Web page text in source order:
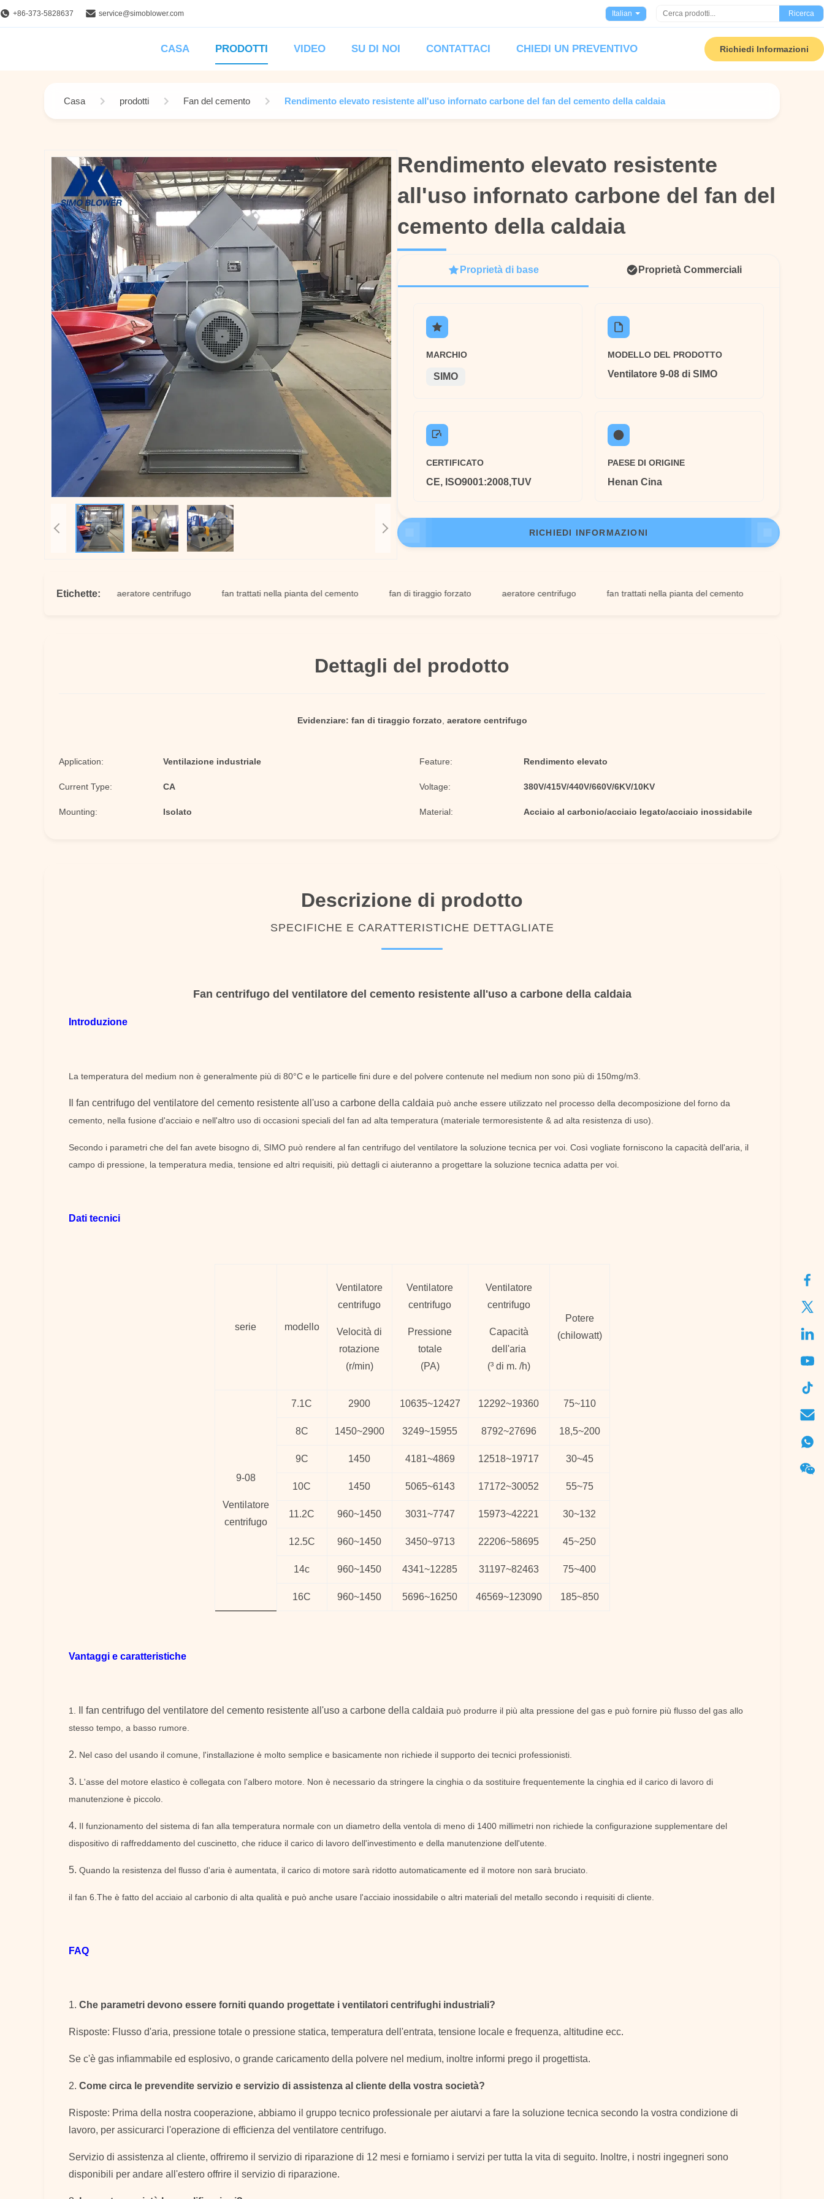
+86-373-5828637 service@simoblower.com Italian Ricerca
CASA PRODOTTI VIDEO SU DI NOI CONTATTACI CHIEDI UN PREVENTIVO Richiedi Informazioni
Casa prodotti Fan del cemento Rendimento elevato resistente all'uso infornato carbone del fan del cemento della caldaia
Rendimento elevato resistente
all'uso infornato carbone del fan del
cemento della caldaia
Rendimento elevato resistente
all'uso infornato carbone del fan del
cemento della caldaia
Proprietà di base Proprietà Commerciali
MARCHIO
SIMO
MODELLO DEL PRODOTTO
Ventilatore 9-08 di SIMO
CERTIFICATO
CE, ISO9001:2008,TUV
PAESE DI ORIGINE
Henan Cina
RICHIEDI INFORMAZIONI
Etichette:
tiraggio forzato aeratore centrifugo fan trattati nella pianta del cemento fan di tiraggio forzato aeratore centrifugo fan trattati nella pianta del cemento
Dettagli del prodotto
Evidenziare: fan di tiraggio forzato aeratore centrifugo
Application: Ventilazione industriale Feature: Rendimento elevato
Current Type: CA Voltage: 380V/415V/440V/660V/6KV/10KV
Mounting: Isolato Material: Acciaio al carbonio/acciaio legato/acciaio inossidabile
Descrizione di prodotto
SPECIFICHE E CARATTERISTICHE DETTAGLIATE
Fan centrifugo del ventilatore del cemento resistente all'uso a carbone della caldaia
Introduzione
La temperatura del medium non è generalmente più di 80°C e le particelle fini dure e del polvere contenute nel medium non sono più di 150mg/m3.
Il fan centrifugo del ventilatore del cemento resistente all'uso a carbone della caldaia può anche essere utilizzato nel processo della decomposizione del forno da
cemento, nella fusione d'acciaio e nell'altro uso di occasioni speciali del fan ad alta temperatura (materiale termoresistente & ad alta resistenza di uso).
Secondo i parametri che del fan avete bisogno di, SIMO può rendere al fan centrifugo del ventilatore la soluzione tecnica per voi. Così vogliate forniscono la capacità dell'aria, il
campo di pressione, la temperatura media, tensione ed altri requisiti, più dettagli ci aiuteranno a progettare la soluzione tecnica adatta per voi.
Dati tecnici
serie modello
Ventilatore
centrifugo
Velocità di
rotazione
(r/min)
Ventilatore
centrifugo
Pressione
totale
(PA)
Ventilatore
centrifugo
Capacità
dell'aria
(³ di m. /h)
Potere
(chilowatt)
9-08
Ventilatore
centrifugo
7.1C 2900 10635~12427 12292~19360 75~110
8C 1450~2900 3249~15955 8792~27696 18,5~200
9C 1450 4181~4869 12518~19717 30~45
10C 1450 5065~6143 17172~30052 55~75
11.2C 960~1450 3031~7747 15973~42221 30~132
12.5C 960~1450 3450~9713 22206~58695 45~250
14c 960~1450 4341~12285 31197~82463 75~400
16C 960~1450 5696~16250 46569~123090 185~850
Vantaggi e caratteristiche
1. Il fan centrifugo del ventilatore del cemento resistente all'uso a carbone della caldaia può produrre il più alta pressione del gas e può fornire più flusso del gas allo
stesso tempo, a basso rumore.
2. Nel caso del usando il comune, l'installazione è molto semplice e basicamente non richiede il supporto dei tecnici professionisti.
3. L'asse del motore elastico è collegata con l'albero motore. Non è necessario da stringere la cinghia o da sostituire frequentemente la cinghia ed il carico di lavoro di
manutenzione è piccolo.
4. Il funzionamento del sistema di fan alla temperatura normale con un diametro della ventola di meno di 1400 millimetri non richiede la configurazione supplementare del
dispositivo di raffreddamento del cuscinetto, che riduce il carico di lavoro dell'investimento e della manutenzione dell'utente.
5. Quando la resistenza del flusso d'aria è aumentata, il carico di motore sarà ridotto automaticamente ed il motore non sarà bruciato.
il fan 6.The è fatto del acciaio al carbonio di alta qualità e può anche usare l'acciaio inossidabile o altri materiali del metallo secondo i requisiti di cliente.
FAQ
1. Che parametri devono essere forniti quando progettate i ventilatori centrifughi industriali?
Risposte: Flusso d'aria, pressione totale o pressione statica, temperatura dell'entrata, tensione locale e frequenza, altitudine ecc.
Se c'è gas infiammabile ed esplosivo, o grande caricamento della polvere nel medium, inoltre informi prego il progettista.
2. Come circa le prevendite servizio e servizio di assistenza al cliente della vostra società?
Risposte: Prima della nostra cooperazione, abbiamo il gruppo tecnico professionale per aiutarvi a fare la soluzione tecnica secondo la vostra condizione di
lavoro, per assicurarci l'operazione di efficienza del ventilatore centrifugo.
Servizio di assistenza al cliente, offriremo il servizio di riparazione di 12 mesi e forniamo i servizi per tutta la vita di seguito. Inoltre, i nostri ingegneri sono
disponibili per andare all'estero offrire il servizio di riparazione.